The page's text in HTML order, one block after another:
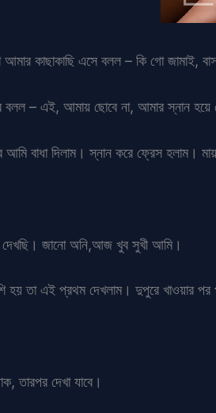
আমার কাছাকাছি এসে বলল – কি গো জামাই,
বলল – এই, আমায় ছোবে না, আমার স্নান
আমি বাধা দিলাম। স্নান করে ফ্রেস হলাম।
দেখছি। জানো অনি,আজ খুব সুখী আমি।
হয় তা এই প্রথম দেখলাম। দুপুরে খাওয়ার
তারপর দেখা যাবে।